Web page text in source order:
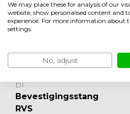
DI
Bevestigingsstang
RVS
We may place these for analysis of our
website, show personalised content and
experience. For more information about
settings.
No, adjust